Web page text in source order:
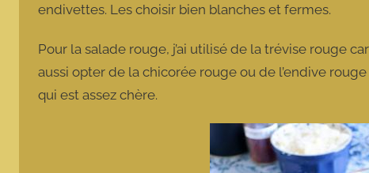
endivettes. Les choisir bien blanches et fermes.
Pour la salade rouge, j’ai utilisé de la trévise rouge
aussi opter de la chicorée rouge ou de l’endive
qui est assez chère.